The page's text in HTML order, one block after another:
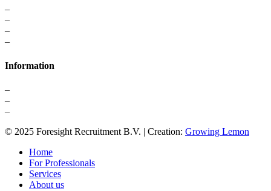
–
–
–
–
Information
–
–
–
© 2025 Foresight Recruitment B.V. | Creation: Growing Lemon
Home
For Professionals
Services
About us